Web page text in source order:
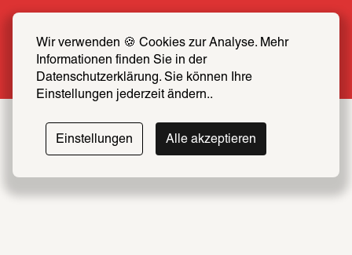
Wir verwenden 🍪 Cookies zur Analyse. Mehr
Informationen finden Sie in der
Datenschutzerklärung. Sie können Ihre
Einstellungen jederzeit ändern..
Einstellungen Alle akzeptieren
SCHIRN FREUND*IN werden
Mehr erfahren
Suzanne
Duchamp